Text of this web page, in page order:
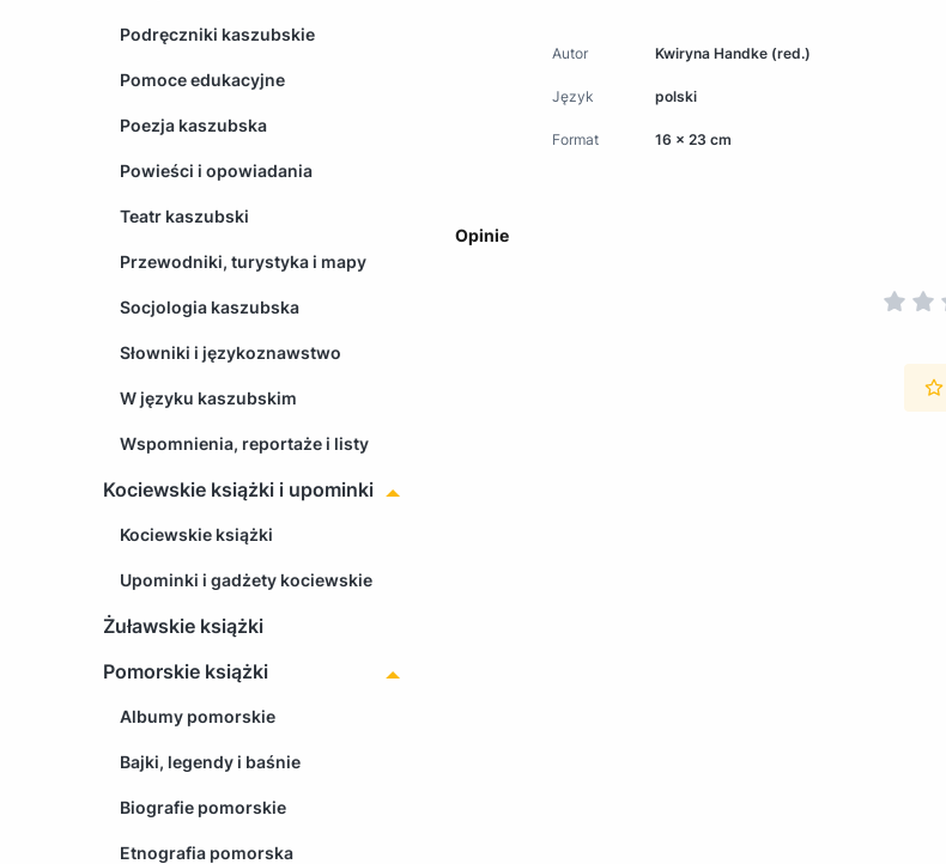
Podręczniki kaszubskie
Pomoce edukacyjne
Poezja kaszubska
Powieści i opowiadania
Teatr kaszubski
Przewodniki, turystyka i mapy
Socjologia kaszubska
Słowniki i językoznawstwo
W języku kaszubskim
Wspomnienia, reportaże i listy
Kociewskie książki i upominki
Kociewskie książki
Upominki i gadżety kociewskie
Żuławskie książki
Pomorskie książki
Albumy pomorskie
Bajki, legendy i baśnie
Biografie pomorskie
Etnografia pomorska
Autor Kwiryna Handke (red.)
Język polski
Format 16 x 23 cm
Opinie